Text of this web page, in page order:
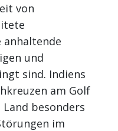
von
anhaltende
und
sind. Indiens
am Golf
besonders
im